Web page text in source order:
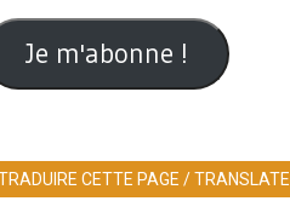
Je m'abonne !
CETTE PAGE / TRANSLATE